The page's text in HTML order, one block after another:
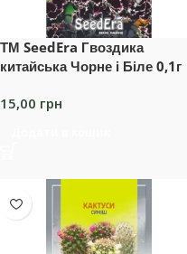
ТМ SeedEra Гвоздика
китайська Чорне і Біле 0,1г
15,00 грн